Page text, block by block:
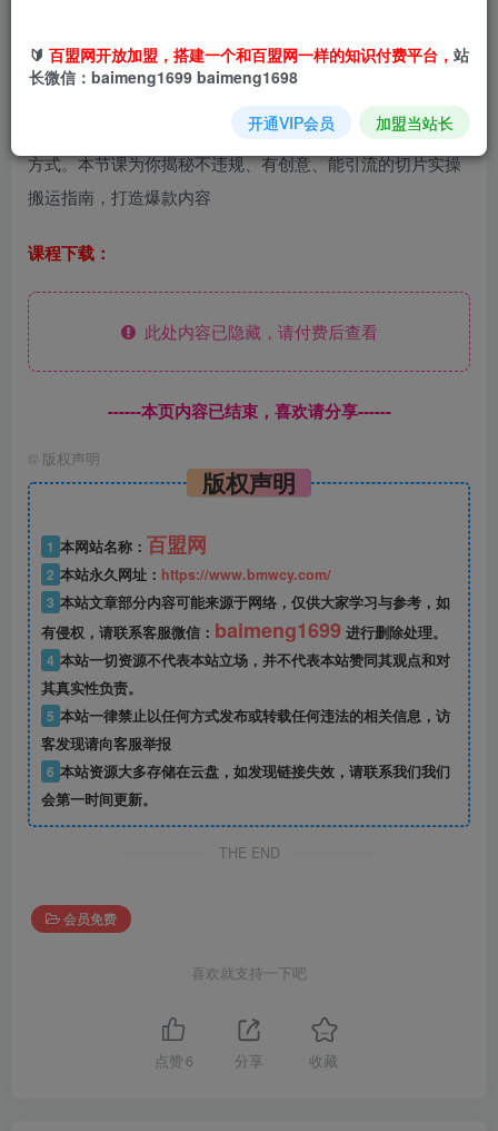
课程介绍：
在短视频时代，“切片”创作成为许多创作者快速吸引流量的
方式。本节课为你揭秘不违规、有创意、能引流的切片实操
搬运指南，打造爆款内容
课程下载：
此处内容已隐藏，请付费后查看
------本页内容已结束，喜欢请分享------
© 版权声明
版权声明
1 本网站名称： 百盟网
2 本站永久网址： https://www.bmwcy.com/
3 本站文章部分内容可能来源于网络，仅供大家学习与参考，如
有侵权，请联系客服微信： baimeng1699 进行删除处理。
4 本站一切资源不代表本站立场，并不代表本站赞同其观点和对
其真实性负责。
5 本站一律禁止以任何方式发布或转载任何违法的相关信息，访
客发现请向客服举报
6 本站资源大多存储在云盘，如发现链接失效，请联系我们我们
会第一时间更新。
THE END
会员免费
喜欢就支持一下吧
点赞 6 分享 收藏
🔰 百盟网开放加盟，搭建一个和百盟网一样的知识付费平台， 站
长微信：baimeng1699 baimeng1698
开通VIP会员 加盟当站长